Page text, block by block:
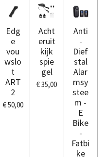
Edg
e
vou
wslo
t
ART
2
€ 50,00
Acht
eruit
kijk
spie
gel
€ 35,00
Anti
-
Dief
stal
Alar
msy
stee
m -
E
Bike
-
Fatbi
ke